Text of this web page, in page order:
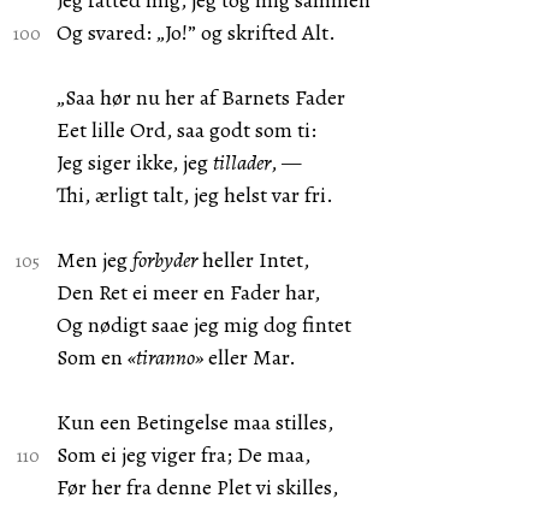
Og svared: „Jo!” og skrifted Alt.
„Saa hør nu her af Barnets Fader
Eet lille Ord, saa godt som ti:
Jeg siger ikke, jegtillader, —
Thi, ærligt talt, jeg helst var fri.
Men jegforbyderheller Intet,
Den Ret ei meer en Fader har,
Og nødigt saae jeg mig dog fintet
Som en«tiranno»eller Mar.
Kun een Betingelse maa stilles,
Som ei jeg viger fra; De maa,
Før her fra denne Plet vi skilles,